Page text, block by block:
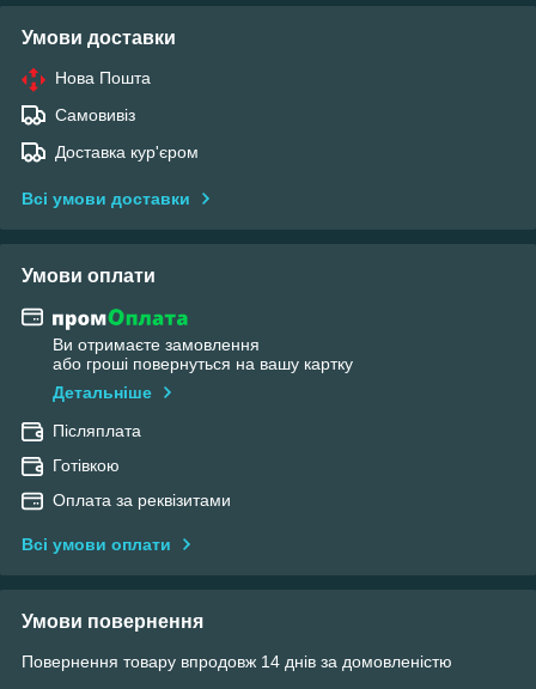
Умови доставки
Нова Пошта
Самовивіз
Доставка кур'єром
Всі умови доставки
Умови оплати
Ви отримаєте замовлення
або гроші повернуться на вашу картку
Детальніше
Післяплата
Готівкою
Оплата за реквізитами
Всі умови оплати
Умови повернення
Повернення товару впродовж 14 днів за домовленістю